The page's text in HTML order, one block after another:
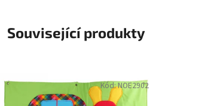
Související produkty
Kód:NOE2902